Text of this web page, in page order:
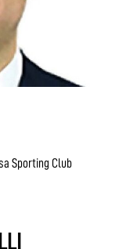
Sporting Club